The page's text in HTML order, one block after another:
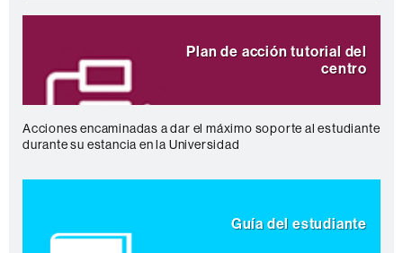
Plan de acción tutorial del
centro
Acciones encaminadas a dar el máximo soporte al estudiante
durante su estancia en la Universidad
Guía del estudiante